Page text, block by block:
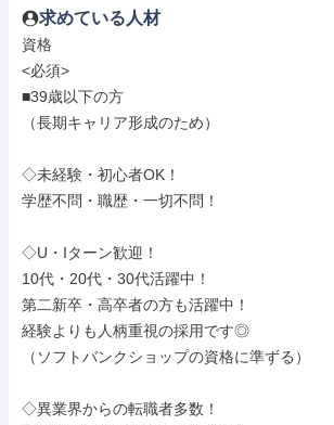
求めている人材
資格
<必須>
■39歳以下の方
（長期キャリア形成のため）
◇未経験・初心者OK！
学歴不問・職歴・一切不問！
◇U・Iターン歓迎！
10代・20代・30代活躍中！
第二新卒・高卒者の方も活躍中！
経験よりも人柄重視の採用です◎
（ソフトバンクショップの資格に準ずる）
◇異業界からの転職者多数！